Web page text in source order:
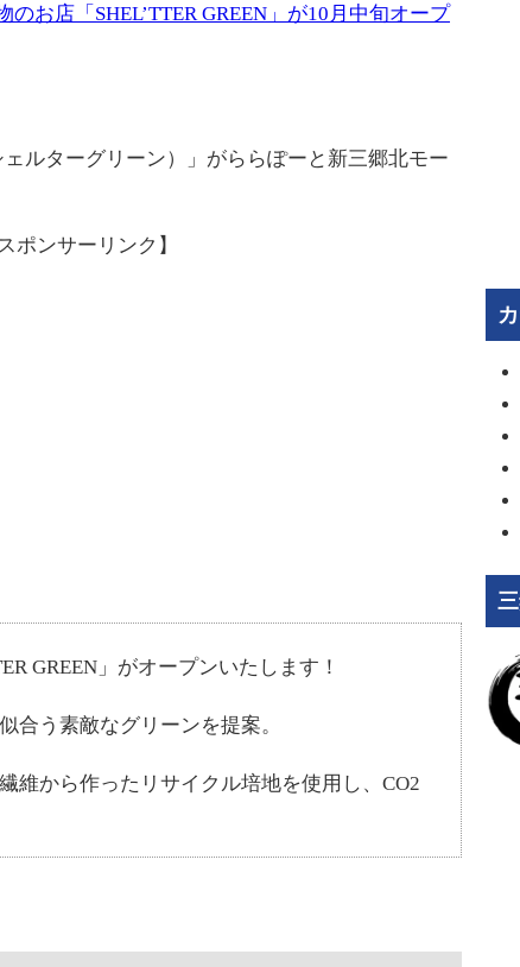
お店「SHEL’TTER GREEN」が10月中旬オープ
ェルターグリーン）」がららぽーと新三郷北モー
ポンサーリンク】
GREEN」がオープンいたします！
合う素敵なグリーンを提案。
維から作ったリサイクル培地を使用し、CO2